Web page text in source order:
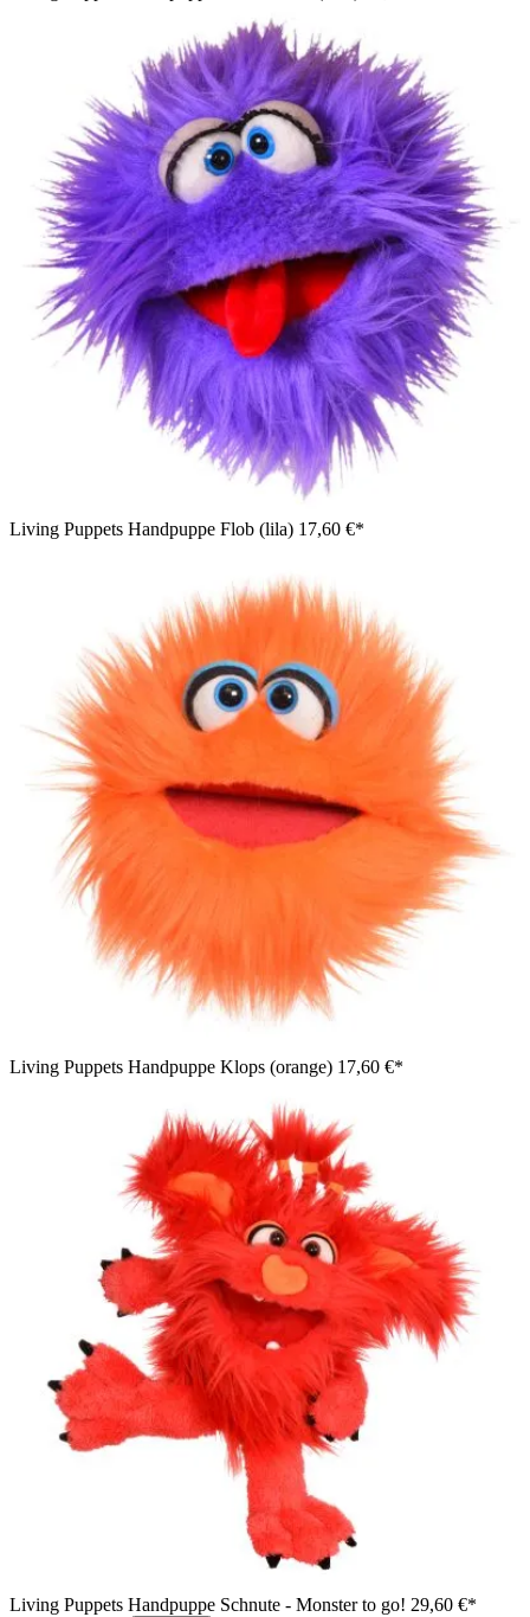
Living Puppets Handpuppe Flob (lila) 17,60 €*
Living Puppets Handpuppe Klops (orange) 17,60 €*
Living Puppets Handpuppe Schnute - Monster to go! 29,60 €*